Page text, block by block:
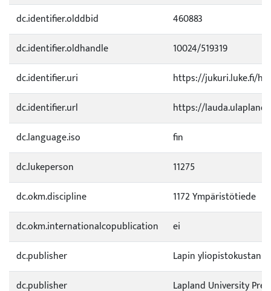
dc.identifier.olddbid
460883
dc.identifier.oldhandle
10024/519319
dc.identifier.uri
https://jukuri.luke.fi/
dc.identifier.url
https://
dc.language.iso
fin
dc.lukeperson
11275
dc.okm.discipline
1172 Ympäristötiede
dc.okm.internationalcopublication
ei
dc.publisher
Lapin
dc.publisher
Lapland University